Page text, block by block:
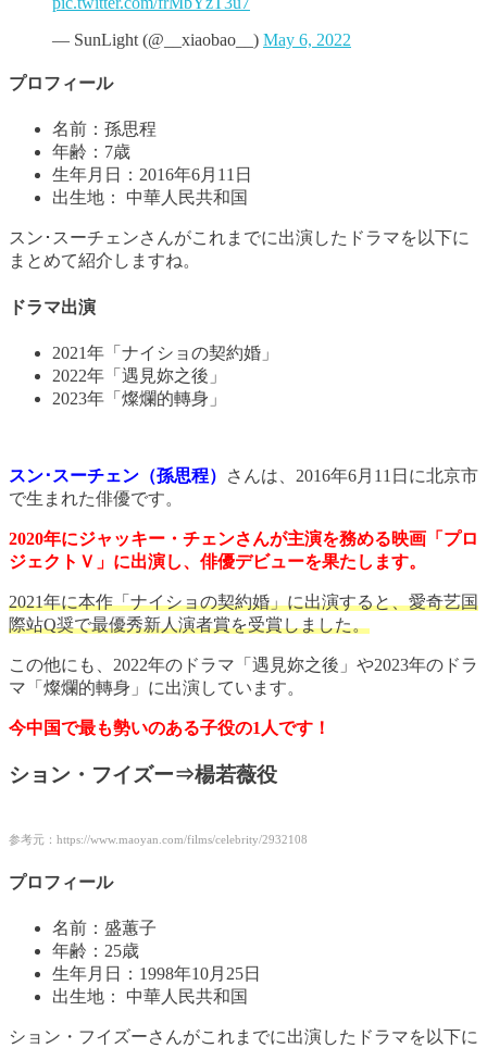
— SunLight (@__xiaobao__) May 6, 2022
プロフィール
名前：孫思程
年齢：7歳
生年月日：2016年6月11日
出生地： 中華人民共和国
スン･スーチェンさんがこれまでに出演したドラマを以下に
まとめて紹介しますね。
ドラマ出演
2021年「ナイショの契約婚」
2022年「遇見妳之後」
2023年「燦爛的轉身」
スン･スーチェン （孫思程）
さんは、2016年6月11日に北京市
で生まれた俳優です。
2020年にジャッキー・チェンさんが主演を務める映画「プロ
ジェクトＶ」に出演し、俳優デビューを果たします。
2021年に本作「ナイショの契約婚」に出演すると、愛奇艺国
際站Q奨で最優秀新人演者賞を受賞しました。
この他にも、2022年のドラマ「遇見妳之後」や2023年のドラ
マ「燦爛的轉身」に出演しています。
今中国で最も勢いのある子役の1人です！
ション・フイズー⇒楊若薇役
参考元：https://www.maoyan.com/films/celebrity/2932108
プロフィール
名前：盛蕙子
年齢：25歳
生年月日：1998年10月25日
出生地： 中華人民共和国
ション・フイズーさんがこれまでに出演したドラマを以下に